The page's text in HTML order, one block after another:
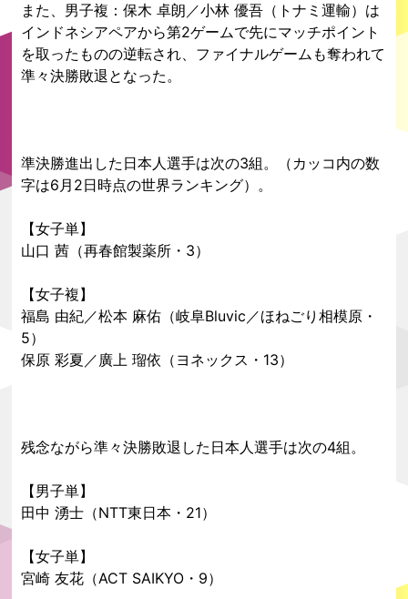
また、男子複：保木 卓朗／小林 優吾（トナミ運輸）は
インドネシアペアから第2ゲームで先にマッチポイント
を取ったものの逆転され、ファイナルゲームも奪われて
準々決勝敗退となった。
準決勝進出した日本人選手は次の3組。（カッコ内の数
字は6月2日時点の世界ランキング）。
【女子単】
山口 茜（再春館製薬所・3）
【女子複】
福島 由紀／松本 麻佑（岐阜Bluvic／ほねごり相模原・
5）
保原 彩夏／廣上 瑠依（ヨネックス・13）
残念ながら準々決勝敗退した日本人選手は次の4組。
【男子単】
田中 湧士（NTT東日本・21）
【女子単】
宮崎 友花（ACT SAIKYO・9）